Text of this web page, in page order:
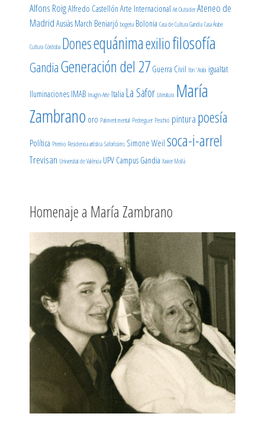
Alfons RoigAlfredo Castellón Arte Internacional Art Outsider Ateneo de
Madrid Ausiàs March Beniarjó bogeria Bolonia Casa de Cultura Gandia Casa Árabe
Cultura Córdoba Donesequánimaexiliofilosofía
GandiaGeneración del 27 Guerra Civil Ibn 'Arabi igualtat
Iluminaciones IMAB Imagin-Arte Italia La Safor Literatura María
Zambrano oro Patiment mental Pedreguer Peschici pintura poesía
Política Premio Residencia artística Saforíssims Simone Weil soca-i-arrel
Trevisan Universitat de València UPV Campus Gandia Xavier Mollà
Homenaje a María Zambrano